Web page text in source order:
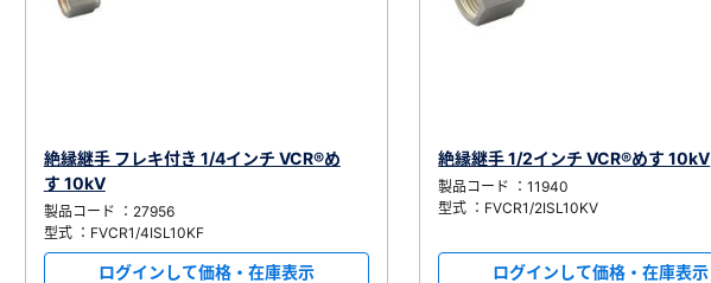
絶縁継手 フレキ付き 1/4インチ VCR®め
す 10kV
製品コード ：27956
型式 ：FVCR1/4ISL10KF
ログインして価格・在庫表示
絶縁継手 1/2インチ VCR®めす 10kV
製品コード ：11940
型式 ：FVCR1/2ISL10KV
ログインして価格・在庫表示